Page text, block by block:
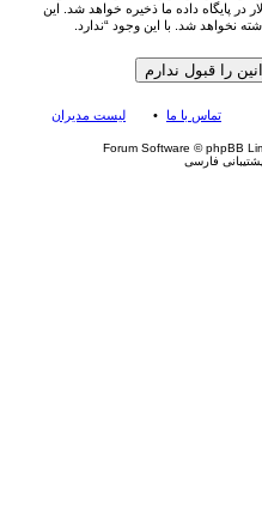
در پایگاه داده ما ذخیره خواهد شد. این
نخواهد شد. با این وجود “ندارد.
لیست مدیران تماس با ما
پشتیبانی فارسی